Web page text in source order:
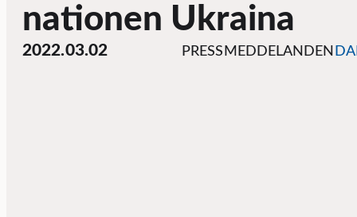
nationen Ukraina
2022.03.02 PRESSMEDDELANDEN